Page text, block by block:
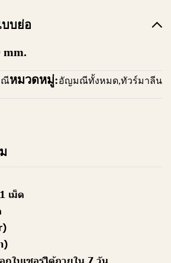
บย่อ
mm.
ณีหมวดหมู่:อัญมณีทั้งหมด,ทัวร์มาลีน
เม็ด
กใบเซอร์ได้ภายใน 7 วัน